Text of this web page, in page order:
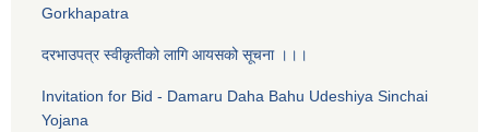
Gorkhapatra
दरभाउपत्र स्वीकृतीको लागि आयसको सूचना ।।।
Invitation for Bid - Damaru Daha Bahu Udeshiya Sinchai
Yojana